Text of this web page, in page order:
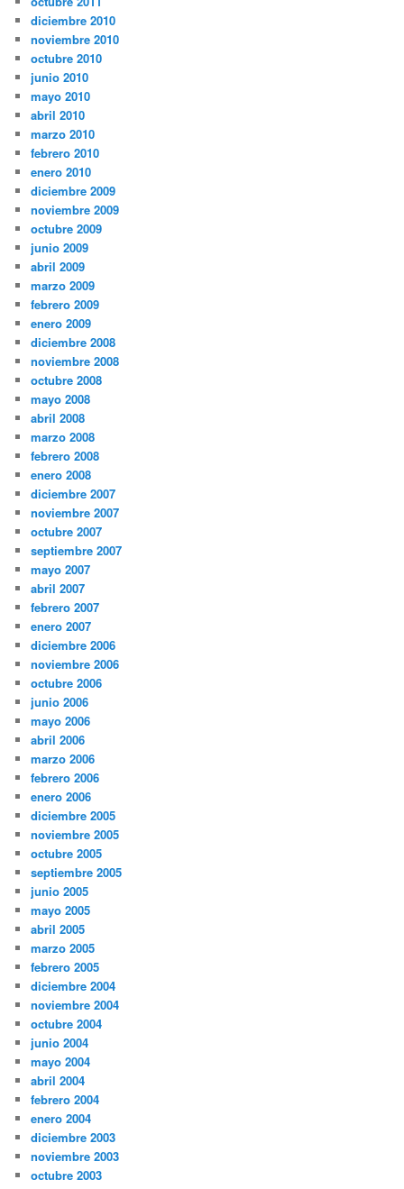
diciembre 2010
noviembre 2010
octubre 2010
junio 2010
mayo 2010
abril 2010
marzo 2010
febrero 2010
enero 2010
diciembre 2009
noviembre 2009
octubre 2009
junio 2009
abril 2009
marzo 2009
febrero 2009
enero 2009
diciembre 2008
noviembre 2008
octubre 2008
mayo 2008
abril 2008
marzo 2008
febrero 2008
enero 2008
diciembre 2007
noviembre 2007
octubre 2007
septiembre 2007
mayo 2007
abril 2007
febrero 2007
enero 2007
diciembre 2006
noviembre 2006
octubre 2006
junio 2006
mayo 2006
abril 2006
marzo 2006
febrero 2006
enero 2006
diciembre 2005
noviembre 2005
octubre 2005
septiembre 2005
junio 2005
mayo 2005
abril 2005
marzo 2005
febrero 2005
diciembre 2004
noviembre 2004
octubre 2004
junio 2004
mayo 2004
abril 2004
febrero 2004
enero 2004
diciembre 2003
noviembre 2003
octubre 2003